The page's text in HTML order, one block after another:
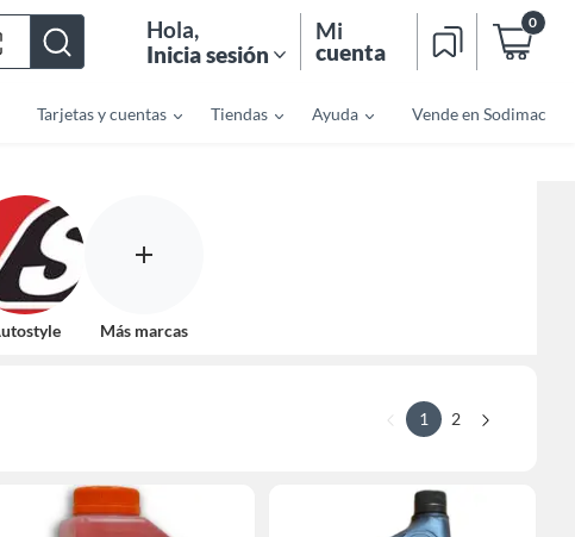
Hola,
Inicia sesión
Mi
cuenta
0
Tarjetas y cuentas Tiendas Ayuda Vende en Sodimac
Más marcas
1 2